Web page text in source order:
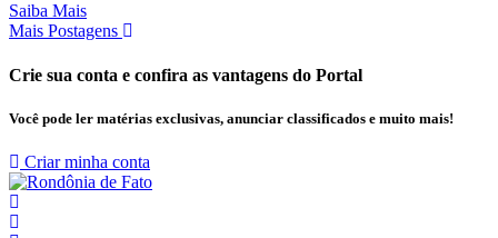
Saiba Mais
Mais Postagens
Crie sua conta e confira as vantagens do Portal
Você pode ler matérias exclusivas, anunciar classificados e muito mais!
Criar minha conta